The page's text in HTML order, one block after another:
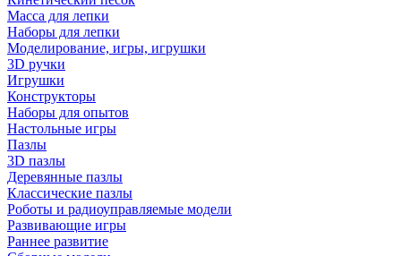
Масса для лепки
Наборы для лепки
Моделирование, игры, игрушки
3D ручки
Игрушки
Конструкторы
Наборы для опытов
Настольные игры
Пазлы
3D пазлы
Деревянные пазлы
Классические пазлы
Роботы и радиоуправляемые модели
Развивающие игры
Раннее развитие